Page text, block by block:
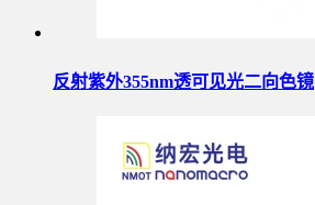
反射紫外355nm透可见光二向色镜